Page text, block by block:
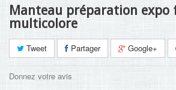
Manteau préparation expo
multicolore
Tweet Partager Google+
Donnez votre avis